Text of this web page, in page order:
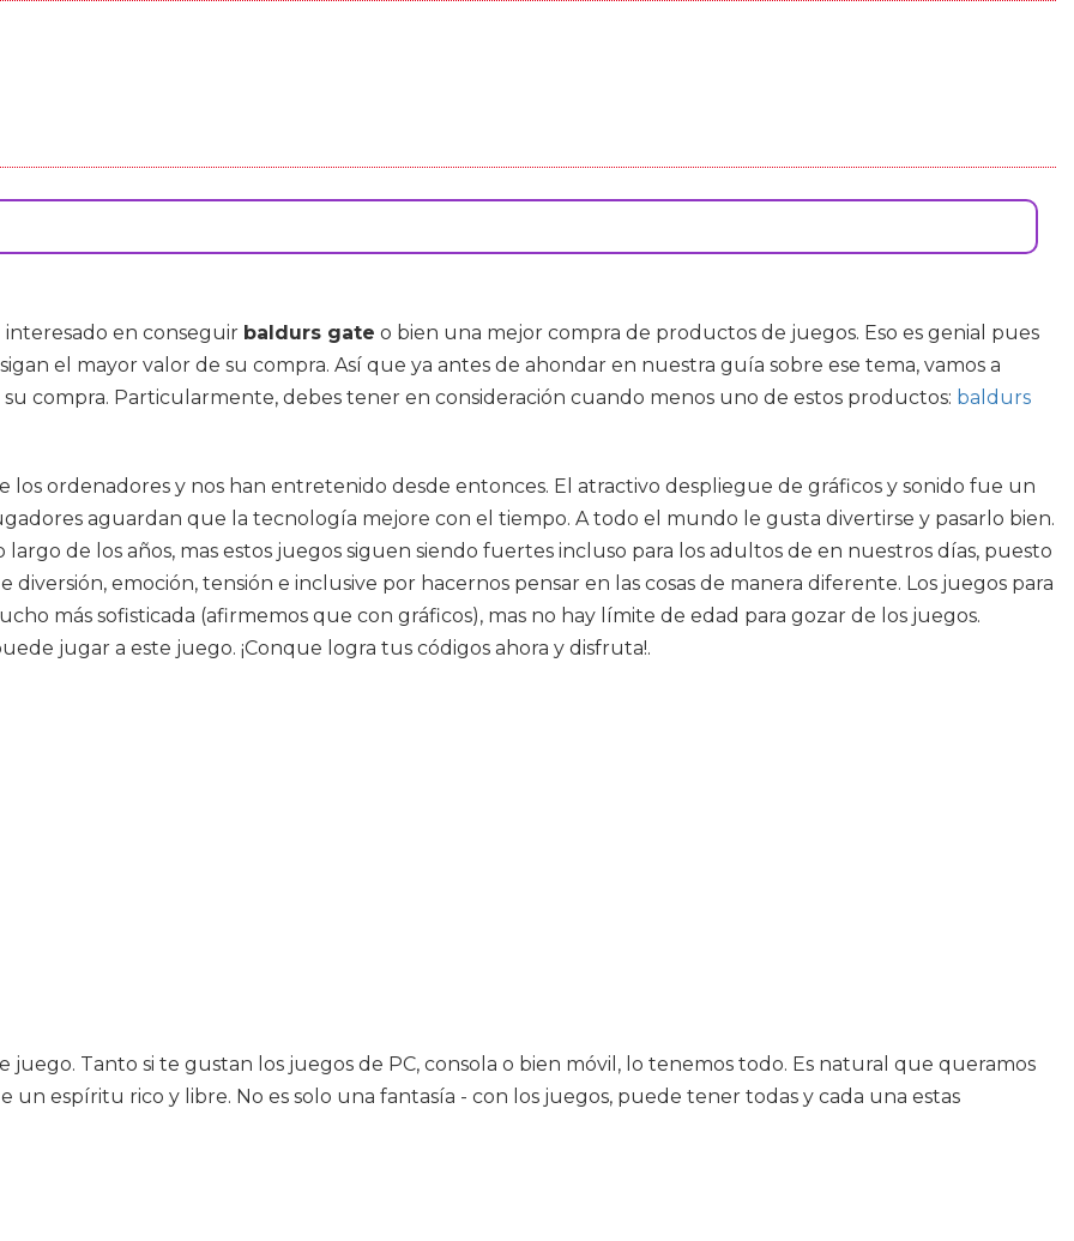
en conseguir baldurs gate o bien una mejor compra de productos de juegos. Eso es genial pues
el mayor valor de su compra. Así que ya antes de ahondar en nuestra guía sobre ese tema, vamos a
compra. Particularmente, debes tener en consideración cuando menos uno de estos productos: baldurs
ordenadores y nos han entretenido desde entonces. El atractivo despliegue de gráficos y sonido fue un
aguardan que la tecnología mejore con el tiempo. A todo el mundo le gusta divertirse y pasarlo bien.
de los años, mas estos juegos siguen siendo fuertes incluso para los adultos de en nuestros días, puesto
emoción, tensión e inclusive por hacernos pensar en las cosas de manera diferente. Los juegos para
más sofisticada (afirmemos que con gráficos), mas no hay límite de edad para gozar de los juegos.
jugar a este juego. ¡Conque logra tus códigos ahora y disfruta!.
Tanto si te gustan los juegos de PC, consola o bien móvil, lo tenemos todo. Es natural que queramos
un espíritu rico y libre. No es solo una fantasía - con los juegos, puede tener todas y cada una estas